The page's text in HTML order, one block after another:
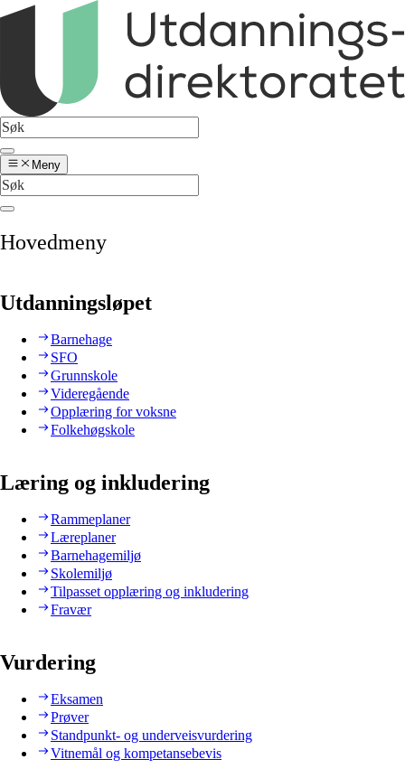
Meny
Hovedmeny
Utdanningsløpet
Barnehage
SFO
Grunnskole
Videregående
Opplæring for voksne
Folkehøgskole
Læring og inkludering
Rammeplaner
Læreplaner
Barnehagemiljø
Skolemiljø
Tilpasset opplæring og inkludering
Fravær
Vurdering
Eksamen
Prøver
Standpunkt- og underveisvurdering
Vitnemål og kompetansebevis